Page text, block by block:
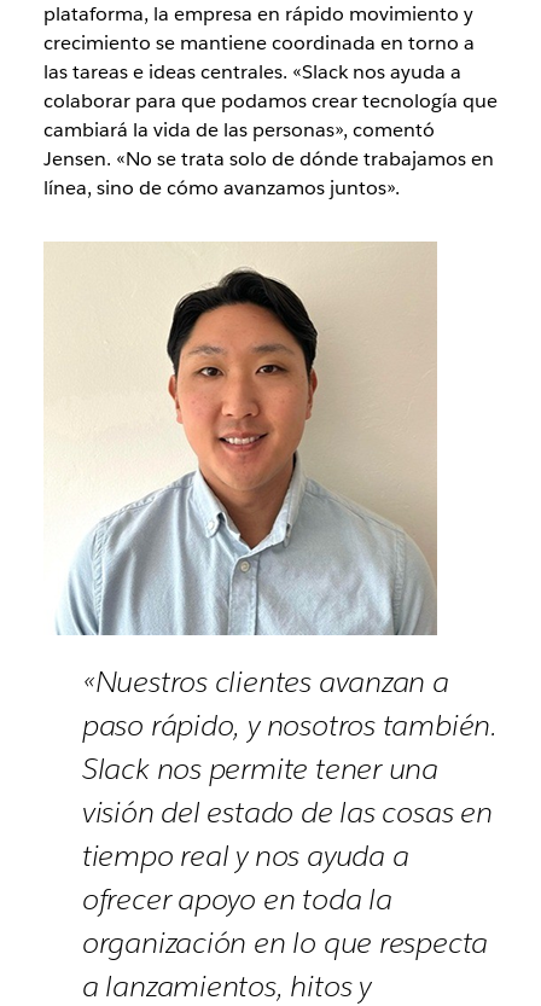
plataforma, la empresa en rápido movimiento y
crecimiento se mantiene coordinada en torno a
las tareas e ideas centrales. «Slack nos ayuda a
colaborar para que podamos crear tecnología que
cambiará la vida de las personas», comentó
Jensen. «No se trata solo de dónde trabajamos en
línea, sino de cómo avanzamos juntos».
«Nuestros clientes avanzan a
paso rápido, y nosotros también.
Slack nos permite tener una
visión del estado de las cosas en
tiempo real y nos ayuda a
ofrecer apoyo en toda la
organización en lo que respecta
a lanzamientos, hitos y